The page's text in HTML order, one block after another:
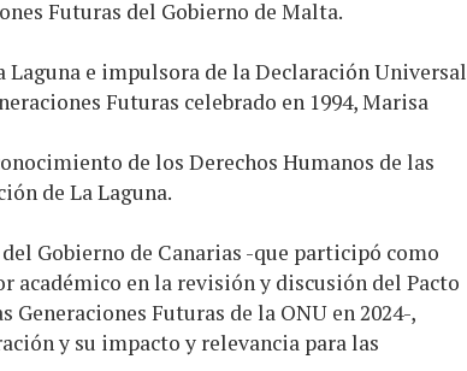
Futuras del Gobierno de Malta.
Laguna e impulsora de la Declaración Universal
Futuras celebrado en 1994, Marisa
de los Derechos Humanos de las
de La Laguna.
Gobierno de Canarias -que participó como
académico en la revisión y discusión del Pacto
Futuras de la ONU en 2024-,
y su impacto y relevancia para las